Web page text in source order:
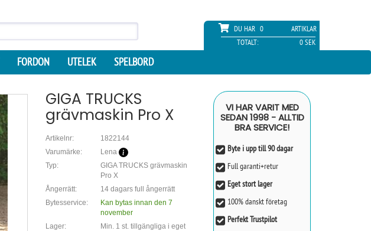
DU HAR 0
ARTIKLAR
TOTALT:
0 SEK
FORDON UTELEK SPELBORD
GIGA TRUCKS
grävmaskin Pro X
Artikelnr:
1822144
Varumärke:
Lena
Typ:
GIGA TRUCKS grävmaskin
Pro X
Ångerrätt:
14 dagars full ångerrätt
Bytesservice:
Kan bytas innan den 7
november
Lager:
Min. 1 st. tillgängliga i eget
VI HAR VARIT MED
SEDAN 1998 - ALLTID
BRA SERVICE!
Byte i upp till 90 dagar
Full garanti+retur
Eget stort lager
100% danskt företag
Perfekt Trustpilot